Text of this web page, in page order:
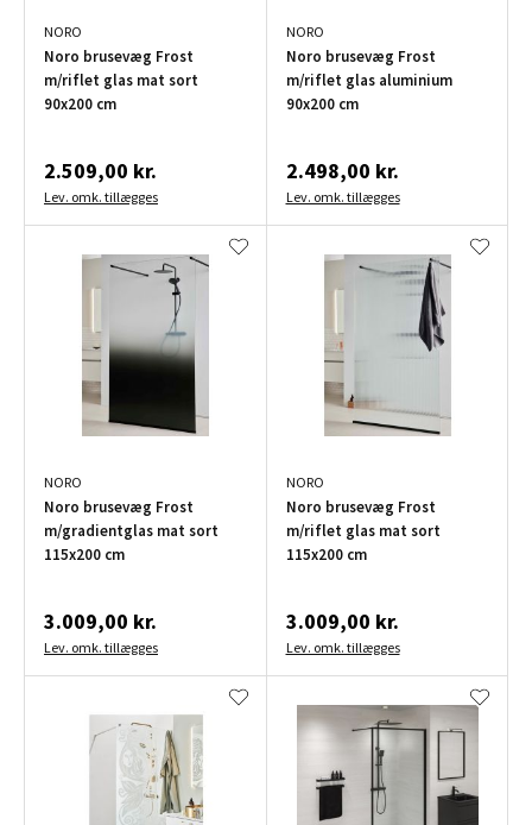
NORO
Noro brusevæg Frost
m/riflet glas mat sort
90x200 cm
2.509,00 kr.
Lev. omk. tillægges
NORO
Noro brusevæg Frost
m/riflet glas aluminium
90x200 cm
2.498,00 kr.
Lev. omk. tillægges
NORO
Noro brusevæg Frost
m/gradientglas mat sort
115x200 cm
3.009,00 kr.
Lev. omk. tillægges
NORO
Noro brusevæg Frost
m/riflet glas mat sort
115x200 cm
3.009,00 kr.
Lev. omk. tillægges